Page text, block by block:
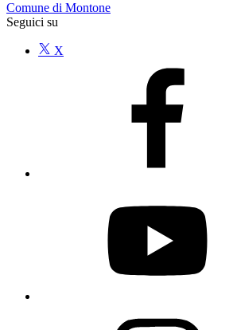
Comune di Montone
Seguici su
X